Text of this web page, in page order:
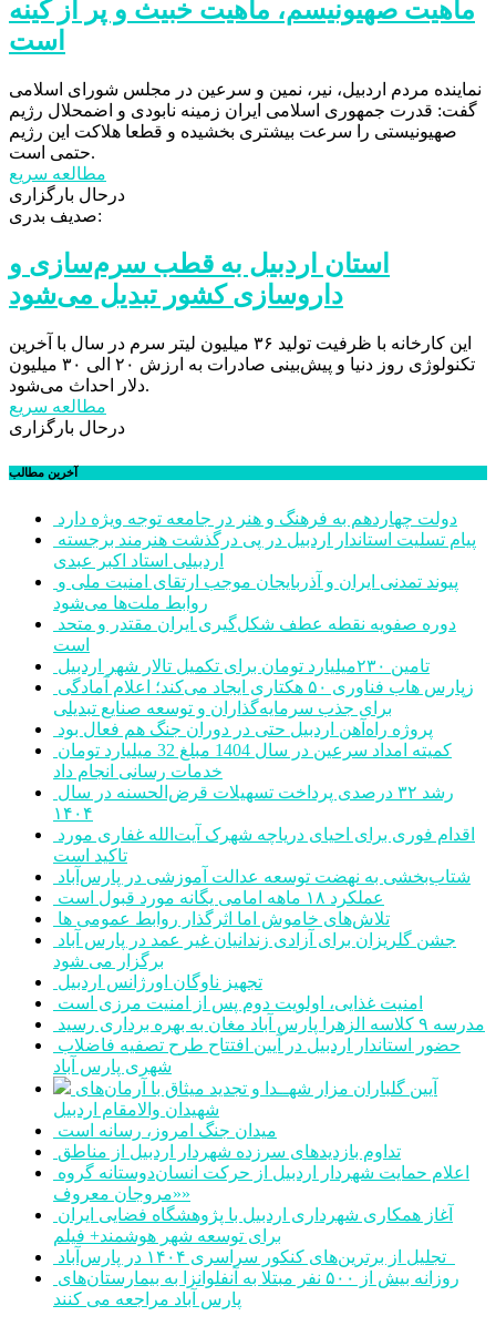
ماهیت صهیونیسم، ماهیت خبیث و پر از کینه
است
نماینده مردم اردبیل، نیر، نمین و سرعین در مجلس شورای اسلامی
گفت: قدرت جمهوری اسلامی ایران زمینه نابودی و اضمحلال رژیم
صهیونیستی را سرعت بیشتری بخشیده و قطعا هلاکت این رژیم
حتمی است.
مطالعه سریع
درحال بارگزاری
صدیف بدری:
استان اردبیل به قطب سرم‌سازی و
داروسازی کشور تبدیل می‌شود
این کارخانه با ظرفیت تولید ۳۶ میلیون لیتر سرم در سال با آخرین
تکنولوژی روز دنیا و پیش‌بینی صادرات به ارزش ۲۰ الی ۳۰ میلیون
دلار احداث می‌شود.
مطالعه سریع
درحال بارگزاری
آخرین مطالب
دولت چهاردهم به فرهنگ و هنر در جامعه توجه ویژه دارد
اردبیلی استاد اکبر عبدی
روابط ملت‌ها می‌شود
است
تامین ۲۳۰میلیارد تومان برای تکمیل تالار شهر اردبیل
برای جذب سرمایه‌گذاران و توسعه صنایع تبدیلی
پروژه راه‌آهن اردبیل حتی در دوران جنگ هم فعال بود
خدمات رسانی انجام داد
۱۴۰۴
تاکید است
شتاب‌بخشی به نهضت توسعه عدالت آموزشی در پارس‌آباد
عملکرد ۱۸ ماهه امامی یگانه مورد قبول است
تلاش‌های خاموش اما اثرگذار روابط عمومی ها
برگزار می شود
تجهیز ناوگان اورژانس اردبیل
امنیت غذایی، اولویت دوم پس از امنیت مرزی است
مدرسه ۹ کلاسه الزهرا پارس آباد مغان به بهره برداری رسید
شهری پارس آباد
شهیدان والامقام اردبیل
میدان جنگ امروز، رسانه است
تداوم بازدیدهای سرزده شهردار اردبیل از مناطق
«مروجان معروف»
برای توسعه شهر هوشمند+ فیلم
پارس آباد مراجعه می کنند